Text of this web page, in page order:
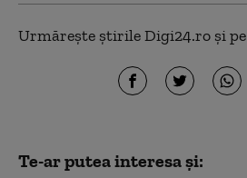
Urmărește știrile Digi24.ro și pe
Te-ar putea interesa și: